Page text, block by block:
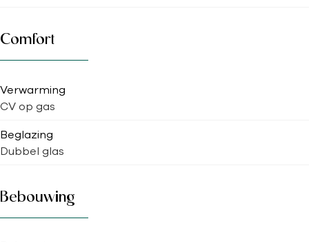
Comfort
Verwarming
CV op gas
Beglazing
Dubbel glas
Bebouwing